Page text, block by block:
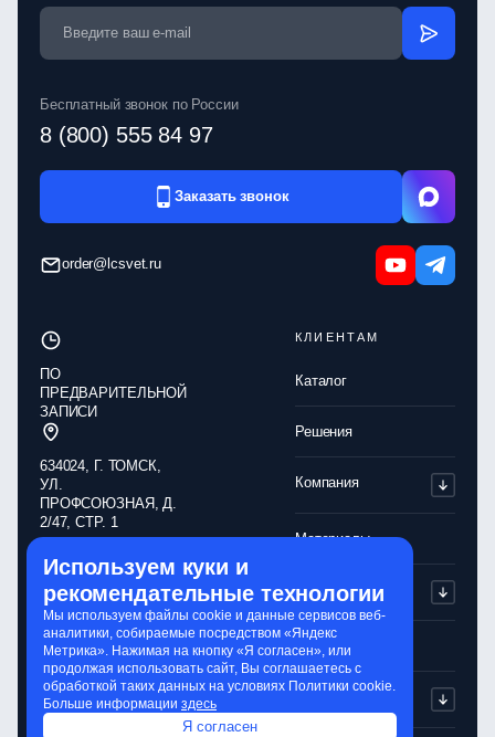
Бесплатный звонок по России
8 (800) 555 84 97
Заказать звонок
order@lcsvet.ru
КЛИЕНТАМ
Каталог
Решения
Компания
Материалы
Партнерам
Контакты
ПО
ПРЕДВАРИТЕЛЬНОЙ
ЗАПИСИ
634024, Г. ТОМСК,
УЛ.
ПРОФСОЮЗНАЯ, Д.
2/47, СТР. 1
Обработка
персональных
данных
Политика
конфиденциальности
Обработка cookie-
файлов
Используем куки и
рекомендательные технологии
Мы используем файлы cookie и данные сервисов веб-
аналитики, собираемые посредством «Яндекс
Метрика». Нажимая на кнопку «Я согласен», или
продолжая использовать сайт, Вы соглашаетесь с
обработкой таких данных на условиях Политики cookie.
Больше информации здесь
Я согласен